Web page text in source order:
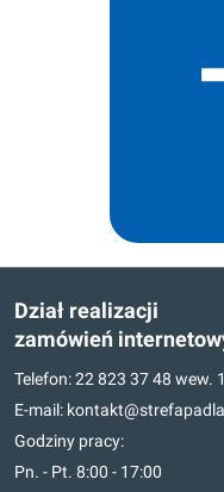
Dział realizacji
zamówień
Telefon:22 823 37 48 wew. 1
E-mail:
Godziny pracy:
Pn. - Pt. 8:00 - 17:00